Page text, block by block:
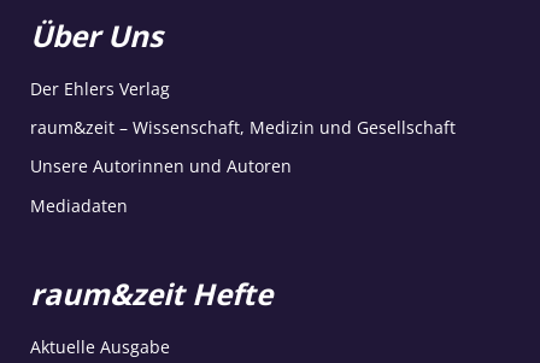
Über Uns
Der Ehlers Verlag
raum&zeit – Wissenschaft, Medizin und Gesellschaft
Unsere Autorinnen und Autoren
Mediadaten
raum&zeit Hefte
Aktuelle Ausgabe